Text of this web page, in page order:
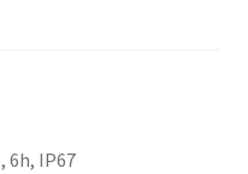
6h, IP67